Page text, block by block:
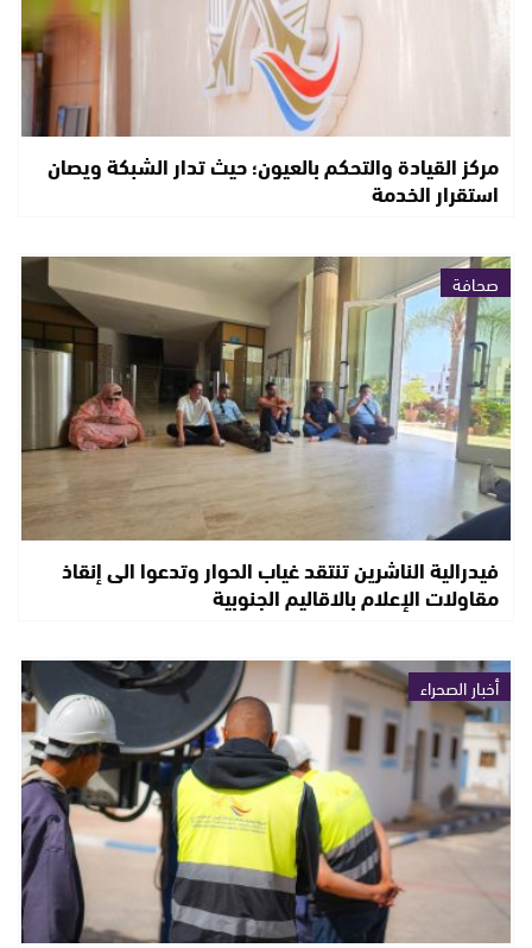
مركز القيادة والتحكم بالعيون؛ حيث تدار الشبكة ويصان
استقرار الخدمة
صحافة
فيدرالية الناشرين تنتقد غياب الحوار وتدعوا الى إنقاذ
مقاولات الإعلام بالاقاليم الجنوبية
أخبار الصحراء